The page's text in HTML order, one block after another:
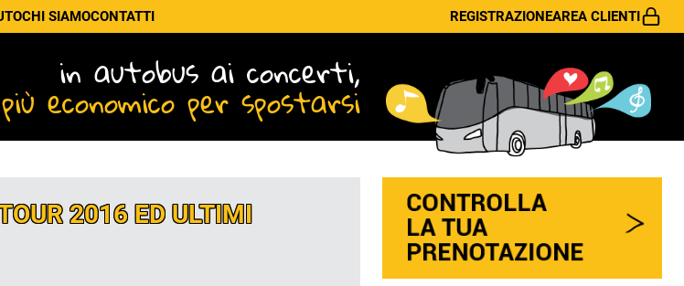
CHI SIAMOCONTATTI REGISTRAZIONEAREA CLIENTI
in autobus ai concerti,
più economico per spostarsi
2016 ED ULTIMI